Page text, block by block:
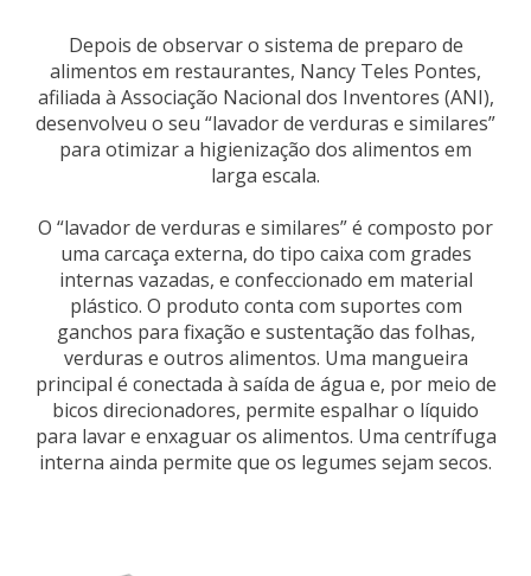
Depois de observar o sistema de preparo de
alimentos em restaurantes, Nancy Teles Pontes,
afiliada à Associação Nacional dos Inventores (ANI),
desenvolveu o seu “lavador de verduras e similares”
para otimizar a higienização dos alimentos em
larga escala.
O “lavador de verduras e similares” é composto por
uma carcaça externa, do tipo caixa com grades
internas vazadas, e confeccionado em material
plástico. O produto conta com suportes com
ganchos para fixação e sustentação das folhas,
verduras e outros alimentos. Uma mangueira
principal é conectada à saída de água e, por meio de
bicos direcionadores, permite espalhar o líquido
para lavar e enxaguar os alimentos. Uma centrífuga
interna ainda permite que os legumes sejam secos.